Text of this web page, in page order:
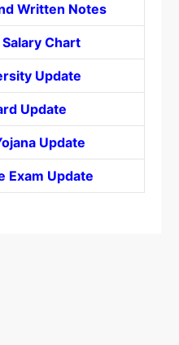
Written Notes
Chart
Update
Update
Update
Exam Update